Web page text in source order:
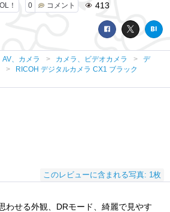
！ 0 コメント 413
AV、カメラ カメラ、ビデオカメラ
デ
RICOH デジタルカメラ CX1 ブラック
このレビューに含まれる写真: 1枚
わせる外観、DRモード、綺麗で見やす